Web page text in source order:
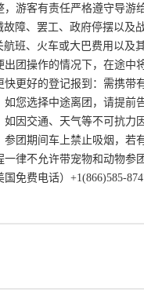
，游客有责任严格遵守导
障、罢工、政府停摆以及
班、火车或大巴费用以及
出团操作的情况下，在途
快更好的登记报到：需携
如您选择中途离团，请提
如因交通、天气等不可抗
参团期间车上禁止吸烟，若
一律不允许带宠物和动物参
免费电话）+1(866)585-